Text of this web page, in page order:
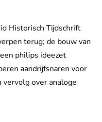
Historisch Tijdschrift
terug; de bouw van
philips ideezet
aandrijfsnaren voor
vervolg over analoge